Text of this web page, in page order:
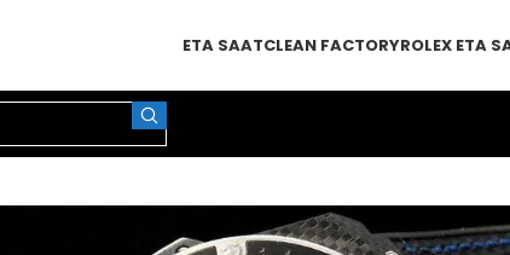
ETA SAATCLEAN FACTORYROLEX ETA